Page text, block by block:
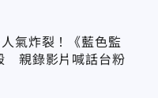
氣炸裂！《藍色監
親錄影片喊話台粉